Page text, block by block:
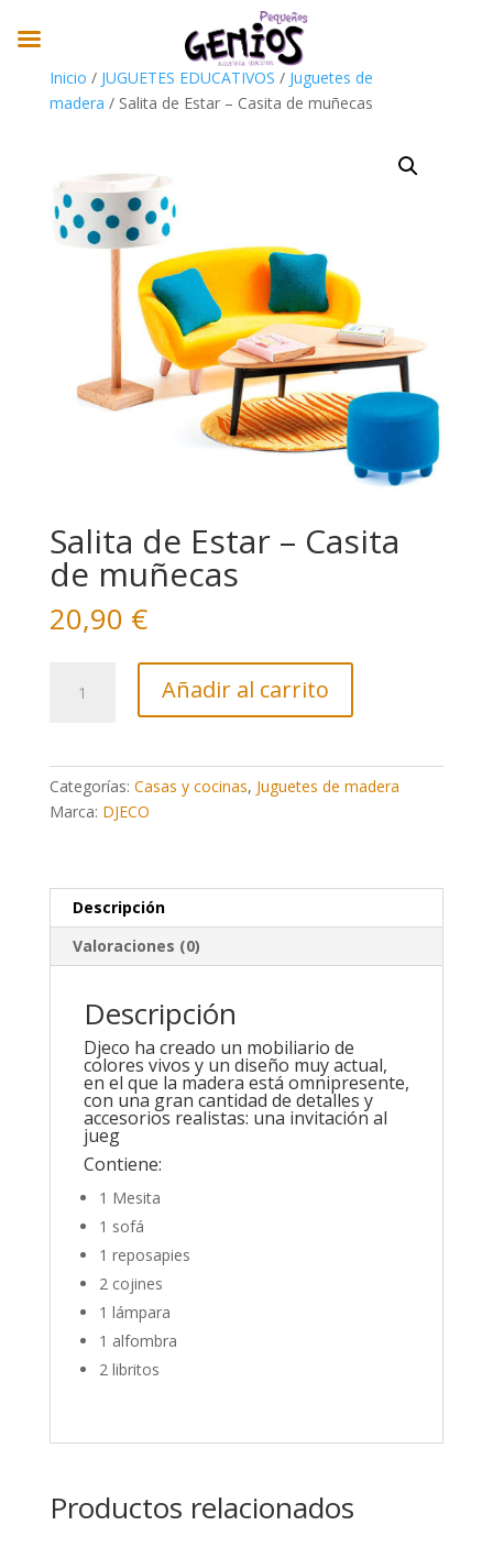
Inicio / JUGUETES EDUCATIVOS / Juguetes de
madera / Salita de Estar – Casita de muñecas
Salita de Estar – Casita
de muñecas
20,90 €
Añadir al carrito
Categorías: Casas y cocinas, Juguetes de madera
Marca: DJECO
Descripción
Valoraciones (0)
Descripción
Djeco ha creado un mobiliario de
colores vivos y un diseño muy actual,
en el que la madera está omnipresente,
con una gran cantidad de detalles y
accesorios realistas: una invitación al
jueg
Contiene:
1 Mesita
1 sofá
1 reposapies
2 cojines
1 lámpara
1 alfombra
2 libritos
Productos relacionados